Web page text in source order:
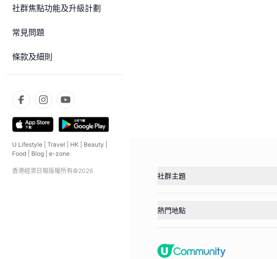
社群焦點功能及升級計劃
常見問題
條款及細則
U Lifestyle Travel HK Beauty
Food
Blog e-zone
香港經濟日報版權所有©2026
社群主題
熱門地點